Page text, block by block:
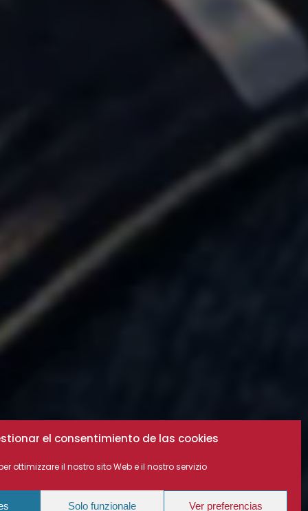
el consentimiento de las cookies
ottimizzare il nostro sito Web e il nostro servizio
Solo funzionale Ver preferencias